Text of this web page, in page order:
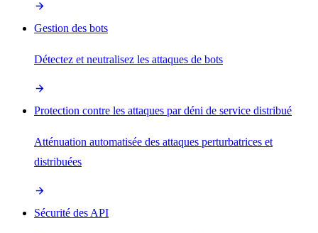
Gestion des bots
Détectez et neutralisez les attaques de bots
Protection contre les attaques par déni de service distribué
Atténuation automatisée des attaques perturbatrices et
distribuées
Sécurité des API